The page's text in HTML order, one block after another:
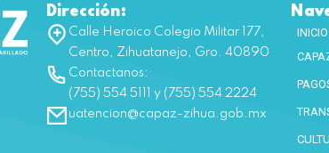
Dirección:
Calle Heroico Colegio Militar 177,
Centro, Zihuatanejo, Gro. 40890
Contactanos:
(755) 554 5111 y (755) 554 2224
uatencion@capaz-zihua.gob.mx
INICIO